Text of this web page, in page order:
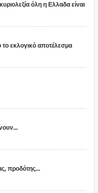
όλη η Ελλαδα είναι
το εκλογικό αποτέλεσμα
προδότης...